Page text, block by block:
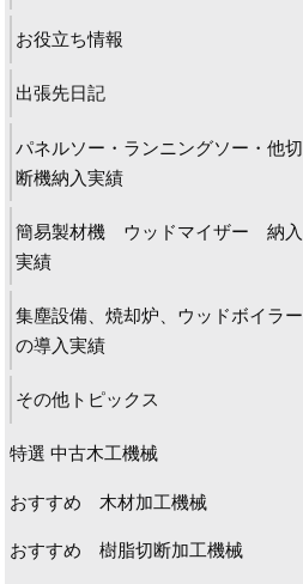
お役立ち情報
出張先日記
パネルソー・ランニングソー・他切
断機納入実績
簡易製材機 ウッドマイザー 納入
実績
集塵設備、焼却炉、ウッドボイラー
の導入実績
その他トピックス
特選 中古木工機械
おすすめ 木材加工機械
おすすめ 樹脂切断加工機械